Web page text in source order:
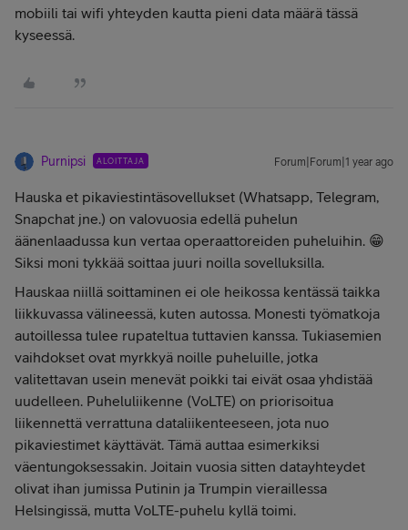
mobiili tai wifi yhteyden kautta pieni data määrä tässä
kyseessä.
Purnipsi ALOITTAJA Forum|Forum|1 year ago
Hauska et pikaviestintäsovellukset (Whatsapp, Telegram,
Snapchat jne.) on valovuosia edellä puhelun
äänenlaadussa kun vertaa operaattoreiden puheluihin. 😁
Siksi moni tykkää soittaa juuri noilla sovelluksilla.
Hauskaa niillä soittaminen ei ole heikossa kentässä taikka
liikkuvassa välineessä, kuten autossa. Monesti työmatkoja
autoillessa tulee rupateltua tuttavien kanssa. Tukiasemien
vaihdokset ovat myrkkyä noille puheluille, jotka
valitettavan usein menevät poikki tai eivät osaa yhdistää
uudelleen. Puheluliikenne (VoLTE) on priorisoitua
liikennettä verrattuna dataliikenteeseen, jota nuo
pikaviestimet käyttävät. Tämä auttaa esimerkiksi
väentungoksessakin. Joitain vuosia sitten datayhteydet
olivat ihan jumissa Putinin ja Trumpin vieraillessa
Helsingissä, mutta VoLTE-puhelu kyllä toimi.